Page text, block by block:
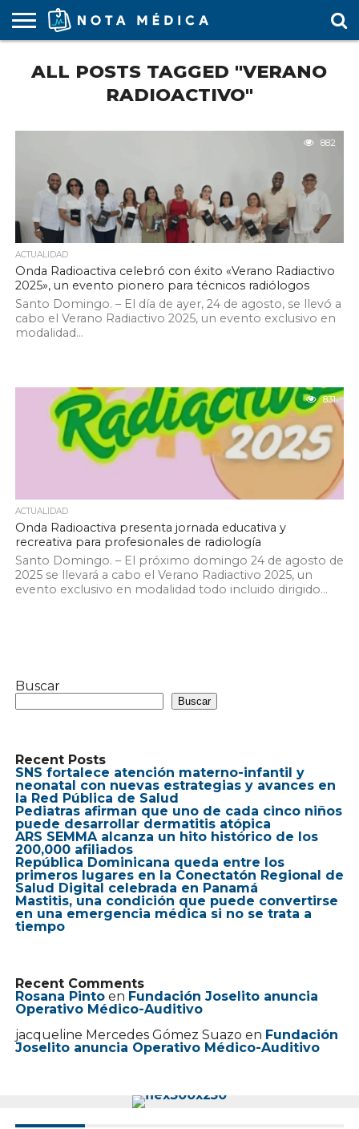
MÉDICA
ARS
ARTÍCULO
ACTUALIDAD
COLEGIO
MÉDICO
COVID-
19
EDUCACIÓN
MÉDICA
ESTUDIANTES
FARMACÉUTICAS
GUBERNAMENTAL
HOSPITALES
Y CLÍNICAS
MARKETING
MÉDICO
RESIDENTES
SALUD
LABORAL
SOCIEDADES
MÉDICAS
TURISMO
MÉDICO
VÍDEOS
ALL POSTS TAGGED "VERANO
RADIOACTIVO"
882
ACTUALIDAD
Onda Radioactiva celebró con éxito «Verano Radiactivo
2025», un evento pionero para técnicos radiólogos
Santo Domingo. – El día de ayer, 24 de agosto, se llevó a
cabo el Verano Radiactivo 2025, un evento exclusivo en
modalidad...
831
ACTUALIDAD
Onda Radioactiva presenta jornada educativa y
recreativa para profesionales de radiología
Santo Domingo. – El próximo domingo 24 de agosto de
2025 se llevará a cabo el Verano Radiactivo 2025, un
evento exclusivo en modalidad todo incluido dirigido...
Buscar
Buscar
Recent Posts
SNS fortalece atención materno-infantil y
neonatal con nuevas estrategias y avances en
la Red Pública de Salud
Pediatras afirman que uno de cada cinco niños
puede desarrollar dermatitis atópica
ARS SEMMA alcanza un hito histórico de los
200,000 afiliados
República Dominicana queda entre los
primeros lugares en la Conectatón Regional de
Salud Digital celebrada en Panamá
Mastitis, una condición que puede convertirse
en una emergencia médica si no se trata a
tiempo
Recent Comments
Rosana Pintoen Fundación Joselito anuncia
Operativo Médico-Auditivo
jacqueline Mercedes Gómez Suazo en Fundación
Joselito anuncia Operativo Médico-Auditivo